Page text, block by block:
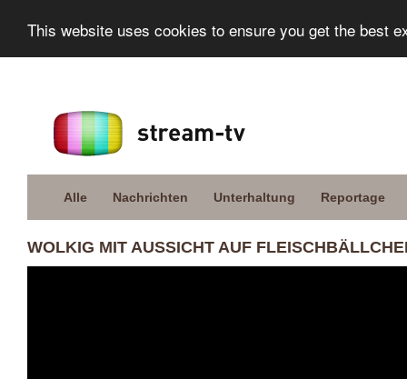
This website uses cookies to ensure you get the best
Alle Nachrichten Unterhaltung Reportage
WOLKIG MIT AUSSICHT AUF